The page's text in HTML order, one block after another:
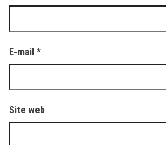
E-mail *
Site web